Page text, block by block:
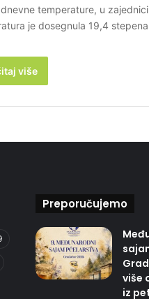
temperature, u
je dosegnula 19,4
više
Preporučujemo
više
iz